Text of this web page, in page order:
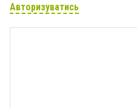
Авторизуватись